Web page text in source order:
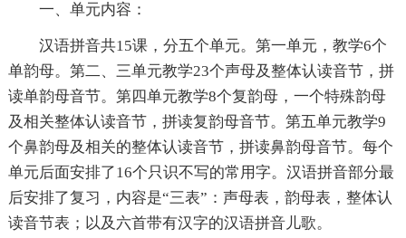
一、单元内容：
汉语拼音共15课，分五个单元。第一单元，教学6个
单韵母。第二、三单元教学23个声母及整体认读音节，拼
读单韵母音节。第四单元教学8个复韵母，一个特殊韵母
及相关整体认读音节，拼读复韵母音节。第五单元教学9
个鼻韵母及相关的整体认读音节，拼读鼻韵母音节。每个
单元后面安排了16个只识不写的常用字。汉语拼音部分最
后安排了复习，内容是“三表”：声母表，韵母表，整体认
读音节表；以及六首带有汉字的汉语拼音儿歌。